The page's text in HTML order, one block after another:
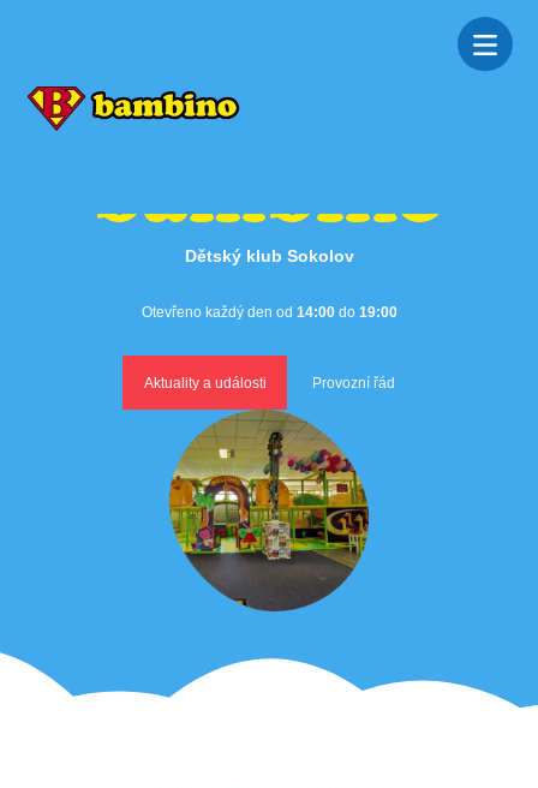
bambino
Dětský klub Sokolov
Otevřeno každý den od 14:00 do 19:00
Aktuality a události Provozní řád